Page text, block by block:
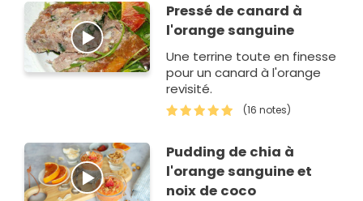
Pressé de canard à
l'orange sanguine
Une terrine toute en finesse
pour un canard à l'orange
revisité.
(16 notes)
Pudding de chia à
l'orange sanguine et
noix de coco